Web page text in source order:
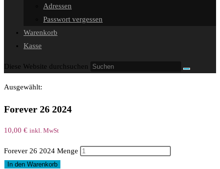
Adressen
Passwort vergessen
Warenkorb
Kasse
Diese Website durchsuchen
Ausgewählt:
Forever 26 2024
10,00 € inkl. MwSt
Forever 26 2024 Menge
In den Warenkorb